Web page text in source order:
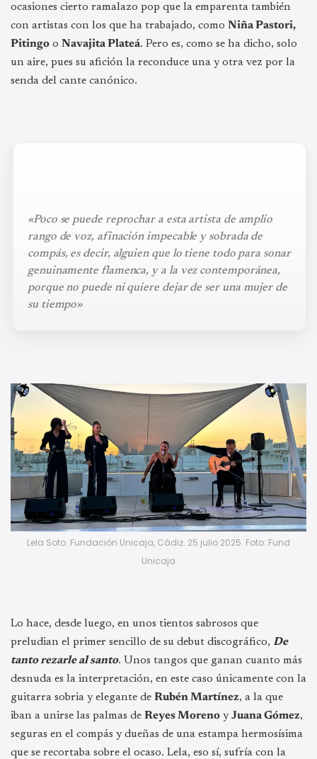
ocasiones cierto ramalazo pop que la emparenta también
con artistas con los que ha trabajado, como Niña Pastori,
Pitingo o Navajita Plateá. Pero es, como se ha dicho, solo
un aire, pues su afición la reconduce una y otra vez por la
senda del cante canónico.
«Poco se puede reprochar a esta artista de amplio
rango de voz, afinación impecable y sobrada de
compás, es decir, alguien que lo tiene todo para sonar
genuinamente flamenca, y a la vez contemporánea,
porque no puede ni quiere dejar de ser una mujer de
su tiempo»
Lela Soto. Fundación Unicaja, Cádiz. 25 julio 2025. Foto: Fund
Unicaja
Lo hace, desde luego, en unos tientos sabrosos que
preludian el primer sencillo de su debut discográfico, De
tanto rezarle al santo. Unos tangos que ganan cuanto más
desnuda es la interpretación, en este caso únicamente con la
guitarra sobria y elegante de Rubén Martínez, a la que
iban a unirse las palmas de Reyes Moreno yJuana Gómez,
seguras en el compás y dueñas de una estampa hermosísima
que se recortaba sobre el ocaso. Lela, eso sí, sufría con la